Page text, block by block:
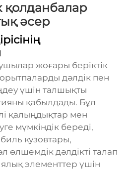
қолданбалар
әсер
жоғары беріктік
дәлдік пен
үшін талшықты
қабылдады. Бұл
қалыңдықтар мен
мүмкіндік береді,
кузовтары,
өлшемдік дәлдікті талап
элементтер үшін